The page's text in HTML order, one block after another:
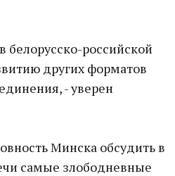
белорусско-российской
других форматов
- уверен
Минска обсудить в
самые злободневные